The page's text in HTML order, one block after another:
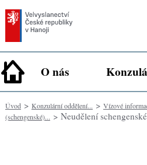
O nás
Úvod> Konzulární oddělení... > Vízové
(schengenské)... > Neudělení